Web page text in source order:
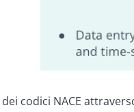
codici NACE